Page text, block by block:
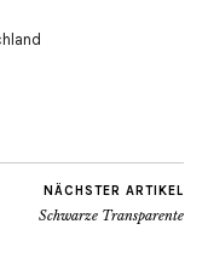
NÄCHSTER ARTIKEL
Schwarze Transparente